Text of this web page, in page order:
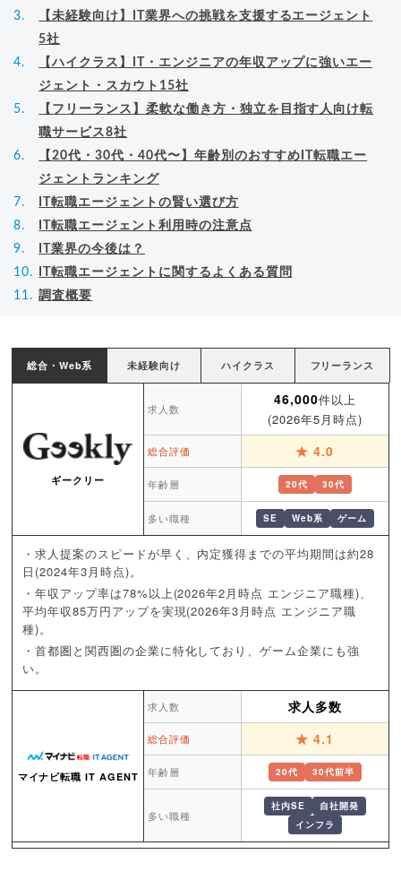
【未経験向け】IT業界への挑戦を支援するエージェント
5社
【ハイクラス】IT・エンジニアの年収アップに強いエー
ジェント・スカウト15社
【フリーランス】柔軟な働き方・独立を目指す人向け転
職サービス8社
【20代・30代・40代〜】年齢別のおすすめIT転職エー
ジェントランキング
IT転職エージェントの賢い選び方
IT転職エージェント利用時の注意点
IT業界の今後は？
IT転職エージェントに関するよくある質問
調査概要
総合・Web系 未経験向け ハイクラス フリーランス
ギークリー
求人数
46,000件以上
(2026年5月時点)
総合評価 ★ 4.0
年齢層 20代 30代
多い職種 SE Web系 ゲーム
求人提案のスピードが早く、内定獲得までの平均期間は約28
日(2024年3月時点)。
年収アップ率は78%以上(2026年2月時点 エンジニア職種)、
平均年収85万円アップを実現(2026年3月時点 エンジニア職
種)。
首都圏と関西圏の企業に特化しており、ゲーム企業にも強
い。
マイナビ転職 IT AGENT
求人数 求人多数
総合評価 ★ 4.1
年齢層 20代 30代前半
多い職種
社内SE
自社開発
インフラ